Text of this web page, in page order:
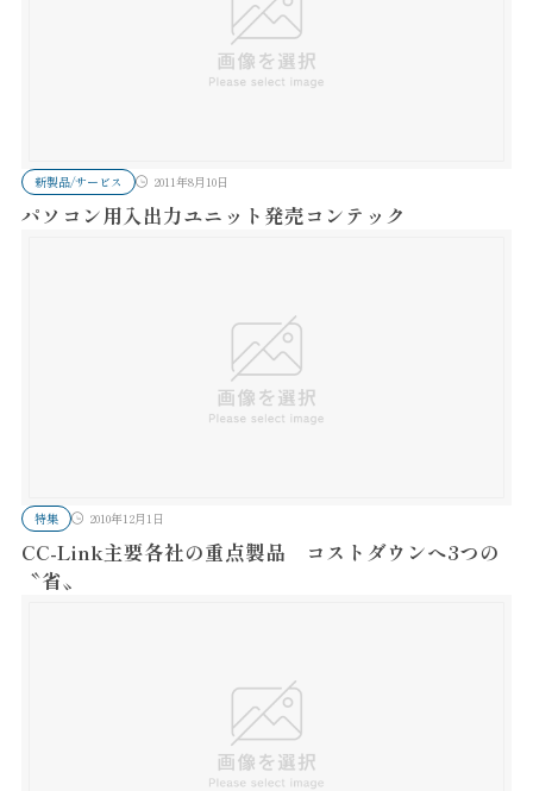
新製品/サービス 2011年8月10日
パソコン用入出力ユニット発売コンテック
特集 2010年12月1日
CC-Link主要各社の重点製品 コストダウンへ3つの
〝省〟